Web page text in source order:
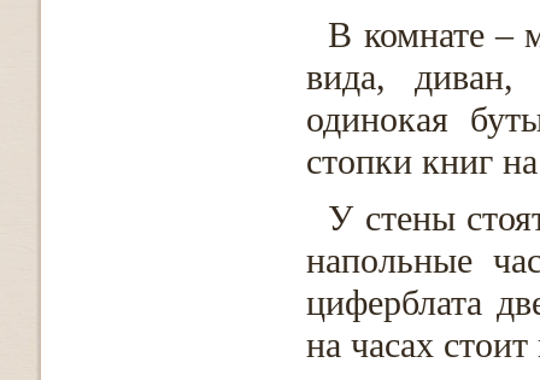
В комнате –
вида, диван,
одинокая
стопки книг
У стены
напольные
циферблата
на часах